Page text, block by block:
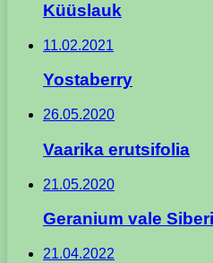
Küüslauk
11.02.2021
Yostaberry
26.05.2020
Vaarika erutsifolia
21.05.2020
Geranium vale Siberi
21.04.2022